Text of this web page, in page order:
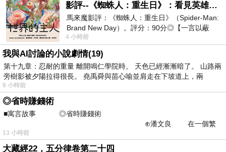
影評--《蜘蛛人：重生日》：看見英雄的孤獨與重生
馬來魔影評：《蜘蛛人：重生日》（Spider-Man:
Brand New Day）。評分：90分◎【一言以蔽
之】：一個失去一切的英雄，學會放下孤獨、
4 小時前
我與AI討論的小說劇情(19)
第十九章：忍耐的重量 離開鳴仁學院時。 天色已經漸漸暗了。 山路兩
旁樹影被夕陽拉得很長。 堯禹舜與苗心喻並肩走在下坡道上，兩
9 小時前
◎省時賺錢術
■寓言故事 ◎省時賺錢術
⊕潘文良 在一個繁
華的商業街上，有兩家傳統
13 小時前
大藏經22，五分律卷第二十四